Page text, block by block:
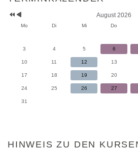
August 2026
Mo Di Mi Do
3 4 5 6
10 11 12 13
17 18 19 20
24 25 26 27
31
HINWEIS ZU DEN